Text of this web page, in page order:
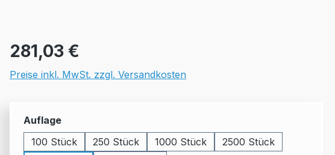
Regulärer Preis:
281,03 €
Preise inkl. MwSt. zzgl. Versandkosten
Auflageauswählen
100 Stück
250 Stück 1000 Stück
2500 Stück